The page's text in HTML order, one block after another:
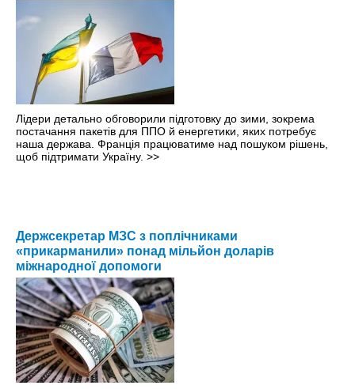
Лідери детально обговорили підготовку до зими, зокрема
постачання пакетів для ППО й енергетики, яких потребує
наша держава. Франція працюватиме над пошуком рішень,
щоб підтримати Україну. >>
Держсекретар МЗС з поплічниками
«прикарманили» понад мільйон доларів
міжнародної допомоги